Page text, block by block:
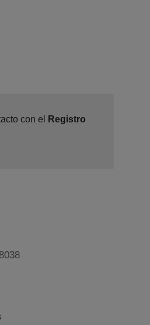
con el
Registro